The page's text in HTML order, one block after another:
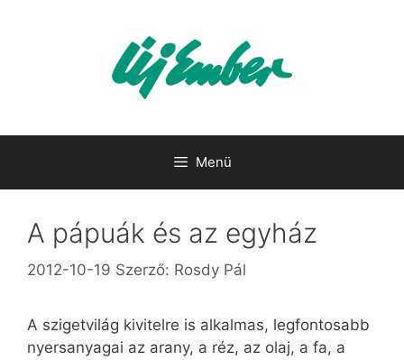
Menü
A pápuák és az egyház
2012-10-19 Szerző: Rosdy Pál
A szigetvilág kivitelre is alkalmas, legfontosabb
nyersanyagai az arany, a réz, az olaj, a fa, a